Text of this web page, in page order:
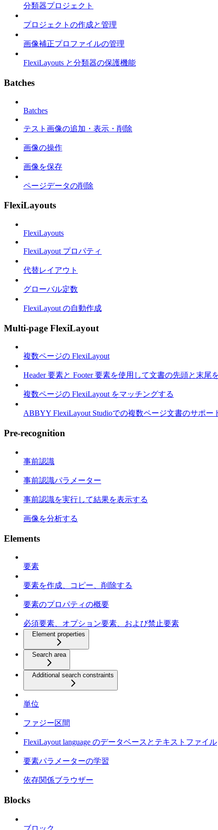
分類器プロジェクト
プロジェクトの作成と管理
画像補正プロファイルの管理
FlexiLayouts と分類器の保護機能
Batches
Batches
テスト画像の追加・表示・削除
画像の操作
画像を保存
ページデータの削除
FlexiLayouts
FlexiLayouts
FlexiLayout プロパティ
代替レイアウト
グローバル定数
FlexiLayout の自動作成
Multi-page FlexiLayout
複数ページの FlexiLayout
Header 要素と Footer 要素を使用して文書の先頭と末尾
複数ページの FlexiLayout をマッチングする
ABBYY FlexiLayout Studioでの複数ページ文書のサポー
Pre-recognition
事前認識
事前認識パラメーター
事前認識を実行して結果を表示する
画像を分析する
Elements
要素
要素を作成、コピー、削除する
要素のプロパティの概要
必須要素、オプション要素、および禁止要素
Element properties
Search area
Additional search constraints
単位
ファジー区間
FlexiLayout language のデータベースとテキストファイル
要素パラメーターの学習
依存関係ブラウザー
Blocks
ブロック